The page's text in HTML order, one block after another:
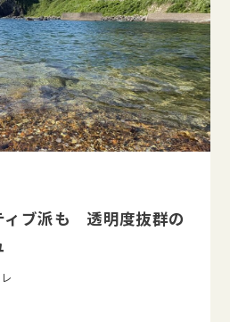
ィブ派も 透明度抜群の